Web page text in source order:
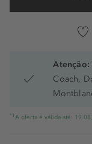
Atenção:
Coach,
*1 A oferta é válida até: